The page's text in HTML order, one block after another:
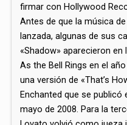
firmar con Hollywood
Antes de que la música
lanzada, algunas de sus
«Shadow» aparecieron en
As the Bell Rings en el
una versión de «That’s
Enchanted que se publicó
mayo de 2008.​ Para la